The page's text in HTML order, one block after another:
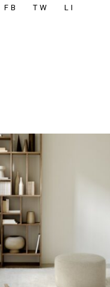
FB TW LI